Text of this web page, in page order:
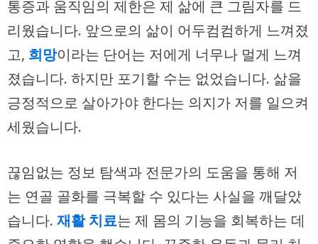
통증과 움직임의 제한은 제 삶에 큰 그림자를 드
리웠습니다. 앞으로의 삶이 어두컴컴하게 느껴졌
고, 희망이라는 단어는 저에게 너무나 멀게 느껴
졌습니다. 하지만 포기할 수는 없었습니다. 삶을
긍정적으로 살아가야 한다는 의지가 저를 일으켜
세웠습니다.
끊임없는 정보 탐색과 전문가의 도움을 통해 저
는 연골 골화를 극복할 수 있다는 사실을 깨달았
습니다. 재활 치료는 제 몸의 기능을 회복하는 데